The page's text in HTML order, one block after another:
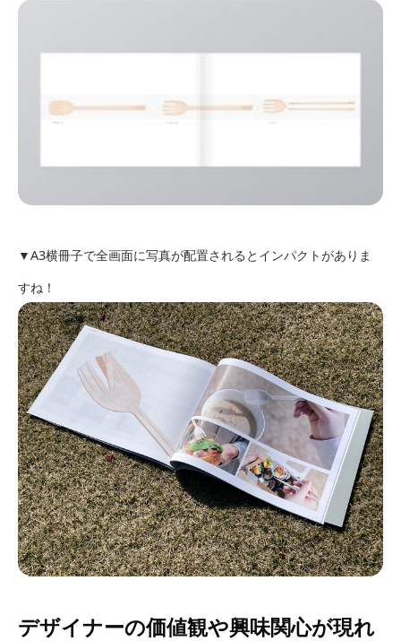
▼A3横冊子で全画面に写真が配置されるとインパクトがありま
すね！
デザイナーの価値観や興味関心が現れ